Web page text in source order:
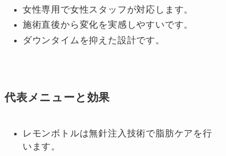
女性専用で女性スタッフが対応します。
施術直後から変化を実感しやすいです。
ダウンタイムを抑えた設計です。
代表メニューと効果
レモンボトルは無針注入技術で脂肪ケアを行
います。